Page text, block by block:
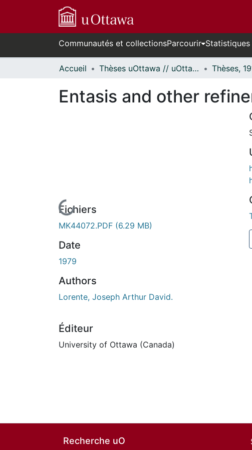
Communautés et collectionsParcourir Statistiques
Accueil Thèses uOttawa // uOttawa Theses
Entasis and other
En cours de chargement...
Fichiers
MK44072.PDF (6.29 MB)
Date
1979
Authors
Lorente, Joseph Arthur David.
Éditeur
University of Ottawa (Canada)
Recherche uO